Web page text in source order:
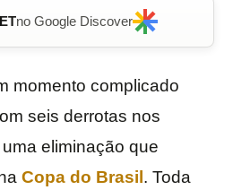
no Google Discover
momento complicado
seis derrotas nos
eliminação que
Copa do Brasil . Toda